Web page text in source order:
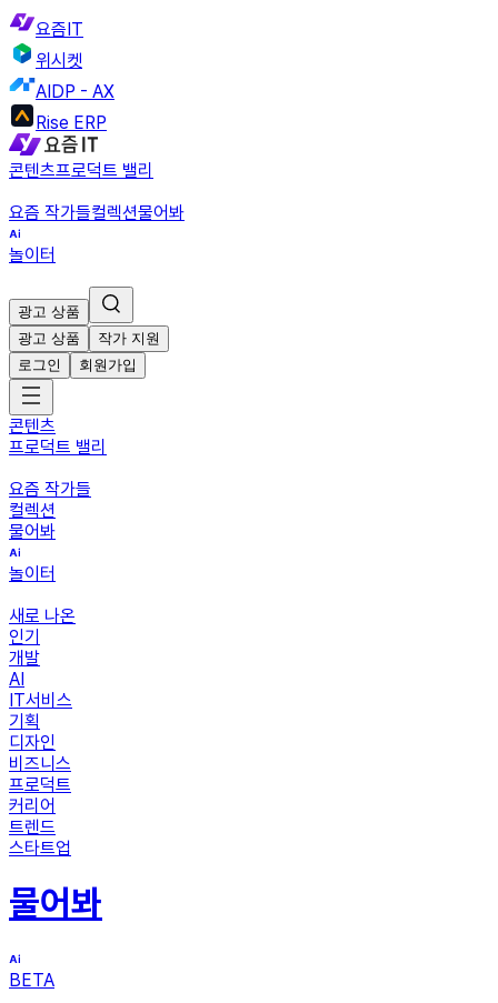
요즘IT
위시켓
AIDP - AX
Rise ERP
콘텐츠프로덕트 밸리
요즘 작가들컬렉션물어봐
놀이터
광고 상품
광고 상품
작가 지원
로그인
회원가입
콘텐츠
프로덕트 밸리
요즘 작가들
컬렉션
물어봐
놀이터
새로 나온
인기
개발
AI
IT서비스
기획
디자인
비즈니스
프로덕트
커리어
트렌드
스타트업
물어봐
BETA